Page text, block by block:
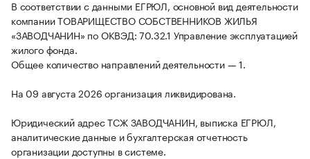
В соответствии с данными ЕГРЮЛ, основной вид деятельности
компании ТОВАРИЩЕСТВО СОБСТВЕННИКОВ ЖИЛЬЯ
«ЗАВОДЧАНИН» по ОКВЭД: 70.32.1 Управление эксплуатацией
жилого фонда.
Общее количество направлений деятельности — 1.
На 09 августа 2026 организация ликвидирована.
Юридический адрес ТСЖ ЗАВОДЧАНИН, выписка ЕГРЮЛ,
аналитические данные и бухгалтерская отчетность
организации доступны в системе.